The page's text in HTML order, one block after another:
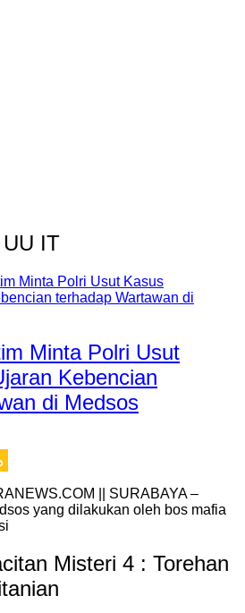
IT
Minta Polri Usut
Kebencian
di Medsos
|| SURABAYA –
yang dilakukan oleh bos mafia
Misteri 4 : Torehan